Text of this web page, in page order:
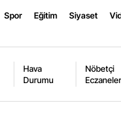
Spor Eğitim Siyaset
Hava
Durumu
Nöbetçi
Eczaneler